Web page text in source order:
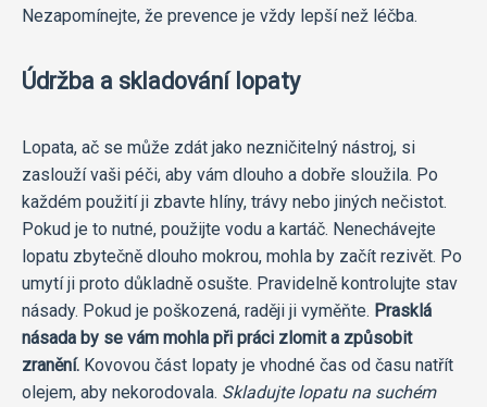
Nezapomínejte, že prevence je vždy lepší než léčba.
Údržba a skladování lopaty
Lopata, ač se může zdát jako nezničitelný nástroj, si
zaslouží vaši péči, aby vám dlouho a dobře sloužila. Po
každém použití ji zbavte hlíny, trávy nebo jiných nečistot.
Pokud je to nutné, použijte vodu a kartáč. Nenechávejte
lopatu zbytečně dlouho mokrou, mohla by začít rezivět. Po
umytí ji proto důkladně osušte. Pravidelně kontrolujte stav
násady. Pokud je poškozená, raději ji vyměňte. Prasklá
násada by se vám mohla při práci zlomit a způsobit
zranění. Kovovou část lopaty je vhodné čas od času natřít
olejem, aby nekorodovala. Skladujte lopatu na suchém